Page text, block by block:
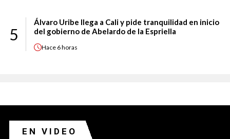
5
Álvaro Uribe llega a Cali y pide tranquilidad en inicio
del gobierno de Abelardo de la Espriella
Hace 6 horas
EN VIDEO